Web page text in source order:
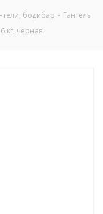
бодибар - Гантель
кг, черная